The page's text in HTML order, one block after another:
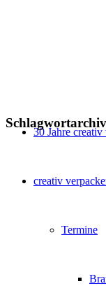
30 Jahre creativ
creativ
Termine